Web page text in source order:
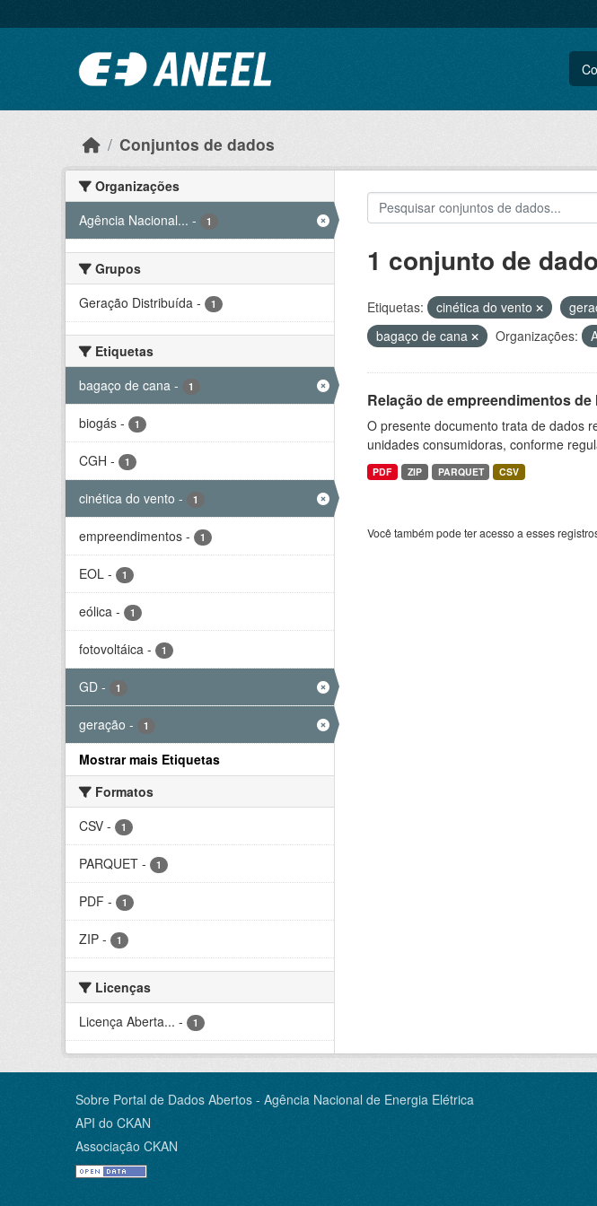
Conjuntos de dados
Organizações
Agência Nacional... - 1
Grupos
Geração Distribuída - 1
Etiquetas
bagaço de cana - 1
biogás - 1
CGH - 1
cinética do vento - 1
empreendimentos - 1
EOL - 1
eólica - 1
fotovoltáica - 1
GD - 1
geração - 1
Mostrar mais Etiquetas
Formatos
CSV - 1
PARQUET - 1
PDF - 1
ZIP - 1
Licenças
Licença Aberta... - 1
1 conjunto de
Etiquetas: cinética do vento
bagaço de cana
Organizações:
Relação de empreendimentos
O presente documento trata de dados
unidades consumidoras, conforme
PDF ZIP PARQUET CSV
Você também pode ter acesso a esses
Sobre Portal de Dados Abertos - Agência Nacional de Energia Elétrica
API do CKAN
Associação CKAN